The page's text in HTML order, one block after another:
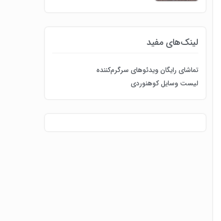
لینک‌های مفید
تماشای رایگان ویدئوهای سرگرم‌کننده
لیست وسایل کوهنوردی